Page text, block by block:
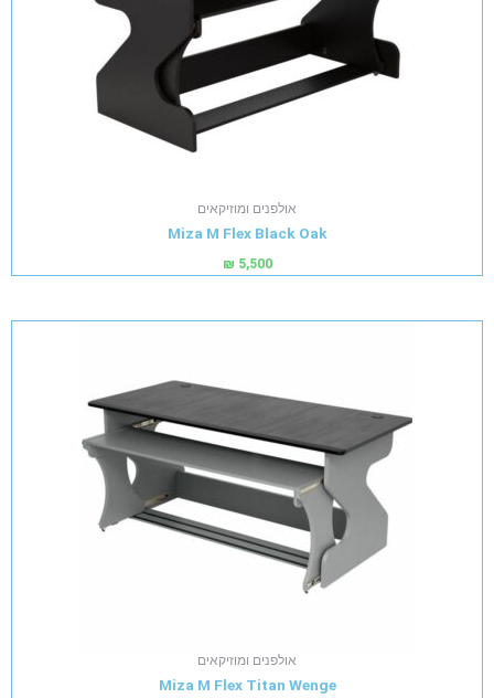
אולפנים ומוזיקאים
Miza M Flex Black Oak
₪ 5,500
אולפנים ומוזיקאים
Miza M Flex Titan Wenge